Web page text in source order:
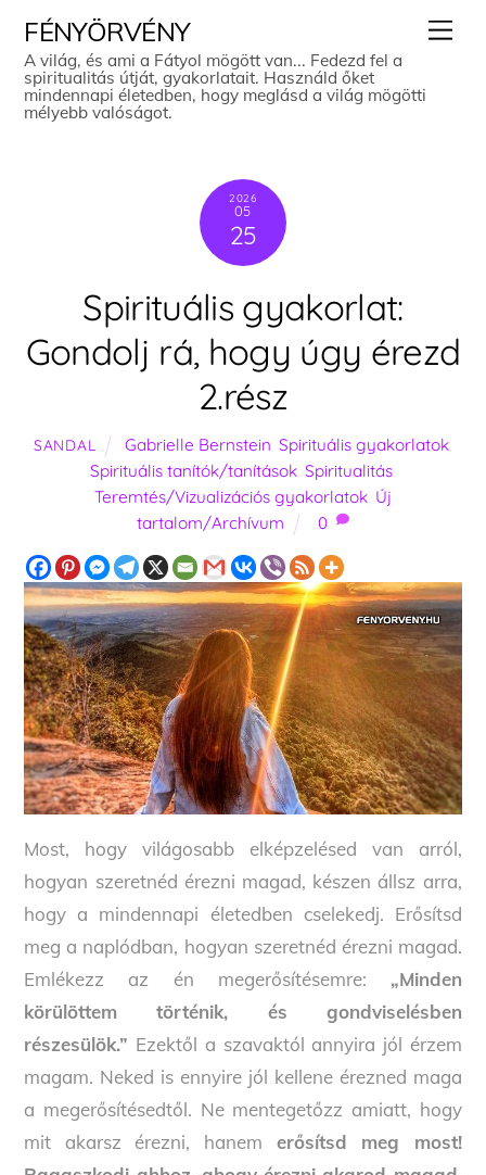
content
FÉNYÖRVÉNY
A világ, és ami a Fátyol mögött van... Fedezd fel a
spiritualitás útját, gyakorlatait. Használd őket
mindennapi életedben, hogy meglásd a világ mögötti
mélyebb valóságot.
2026
05
25
Spirituális gyakorlat:
Gondolj rá, hogy úgy érezd
2.rész
SANDAL Gabrielle Bernstein Spirituális gyakorlatok,
Spirituális tanítók/tanítások Spiritualitás
Teremtés/Vizualizációs gyakorlatok Új
tartalom/Archívum
0
Most, hogy világosabb elképzelésed van arról,
hogyan szeretnéd érezni magad, készen állsz arra,
hogy a mindennapi életedben cselekedj. Erősítsd
meg a naplódban, hogyan szeretnéd érezni magad.
Emlékezz az én megerősítésemre: „Minden
körülöttem történik, és gondviselésben
részesülök.” Ezektől a szavaktól annyira jól érzem
magam. Neked is ennyire jól kellene érezned maga
a megerősítésedtől. Ne mentegetőzz amiatt, hogy
mit akarsz érezni, hanem erősítsd meg most!